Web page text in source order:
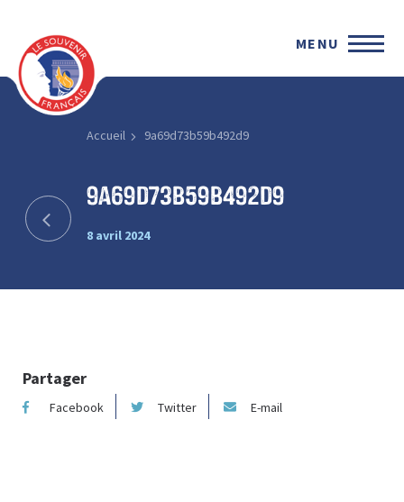
MENU
Accueil 9a69d73b59b492d9
9a69d73b59b492d9
8 avril 2024
Partager
Facebook Twitter E-mail